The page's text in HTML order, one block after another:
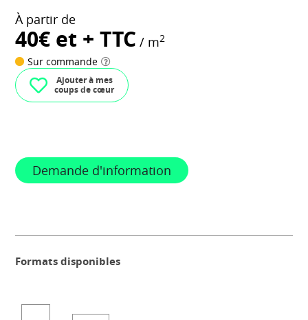
À partir de
40€ et + TTC / m2
Sur commande
Ajouter à mes
coups de cœur
Demande d'information
Formats disponibles